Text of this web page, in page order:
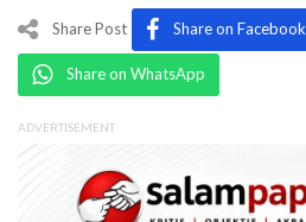
Share Post Share on Facebook
Share on WhatsApp
ADVERTISEMENT